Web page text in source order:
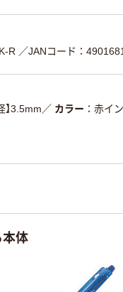
R ／JANコード：
】3.5mm ／ カラー 赤イ
体